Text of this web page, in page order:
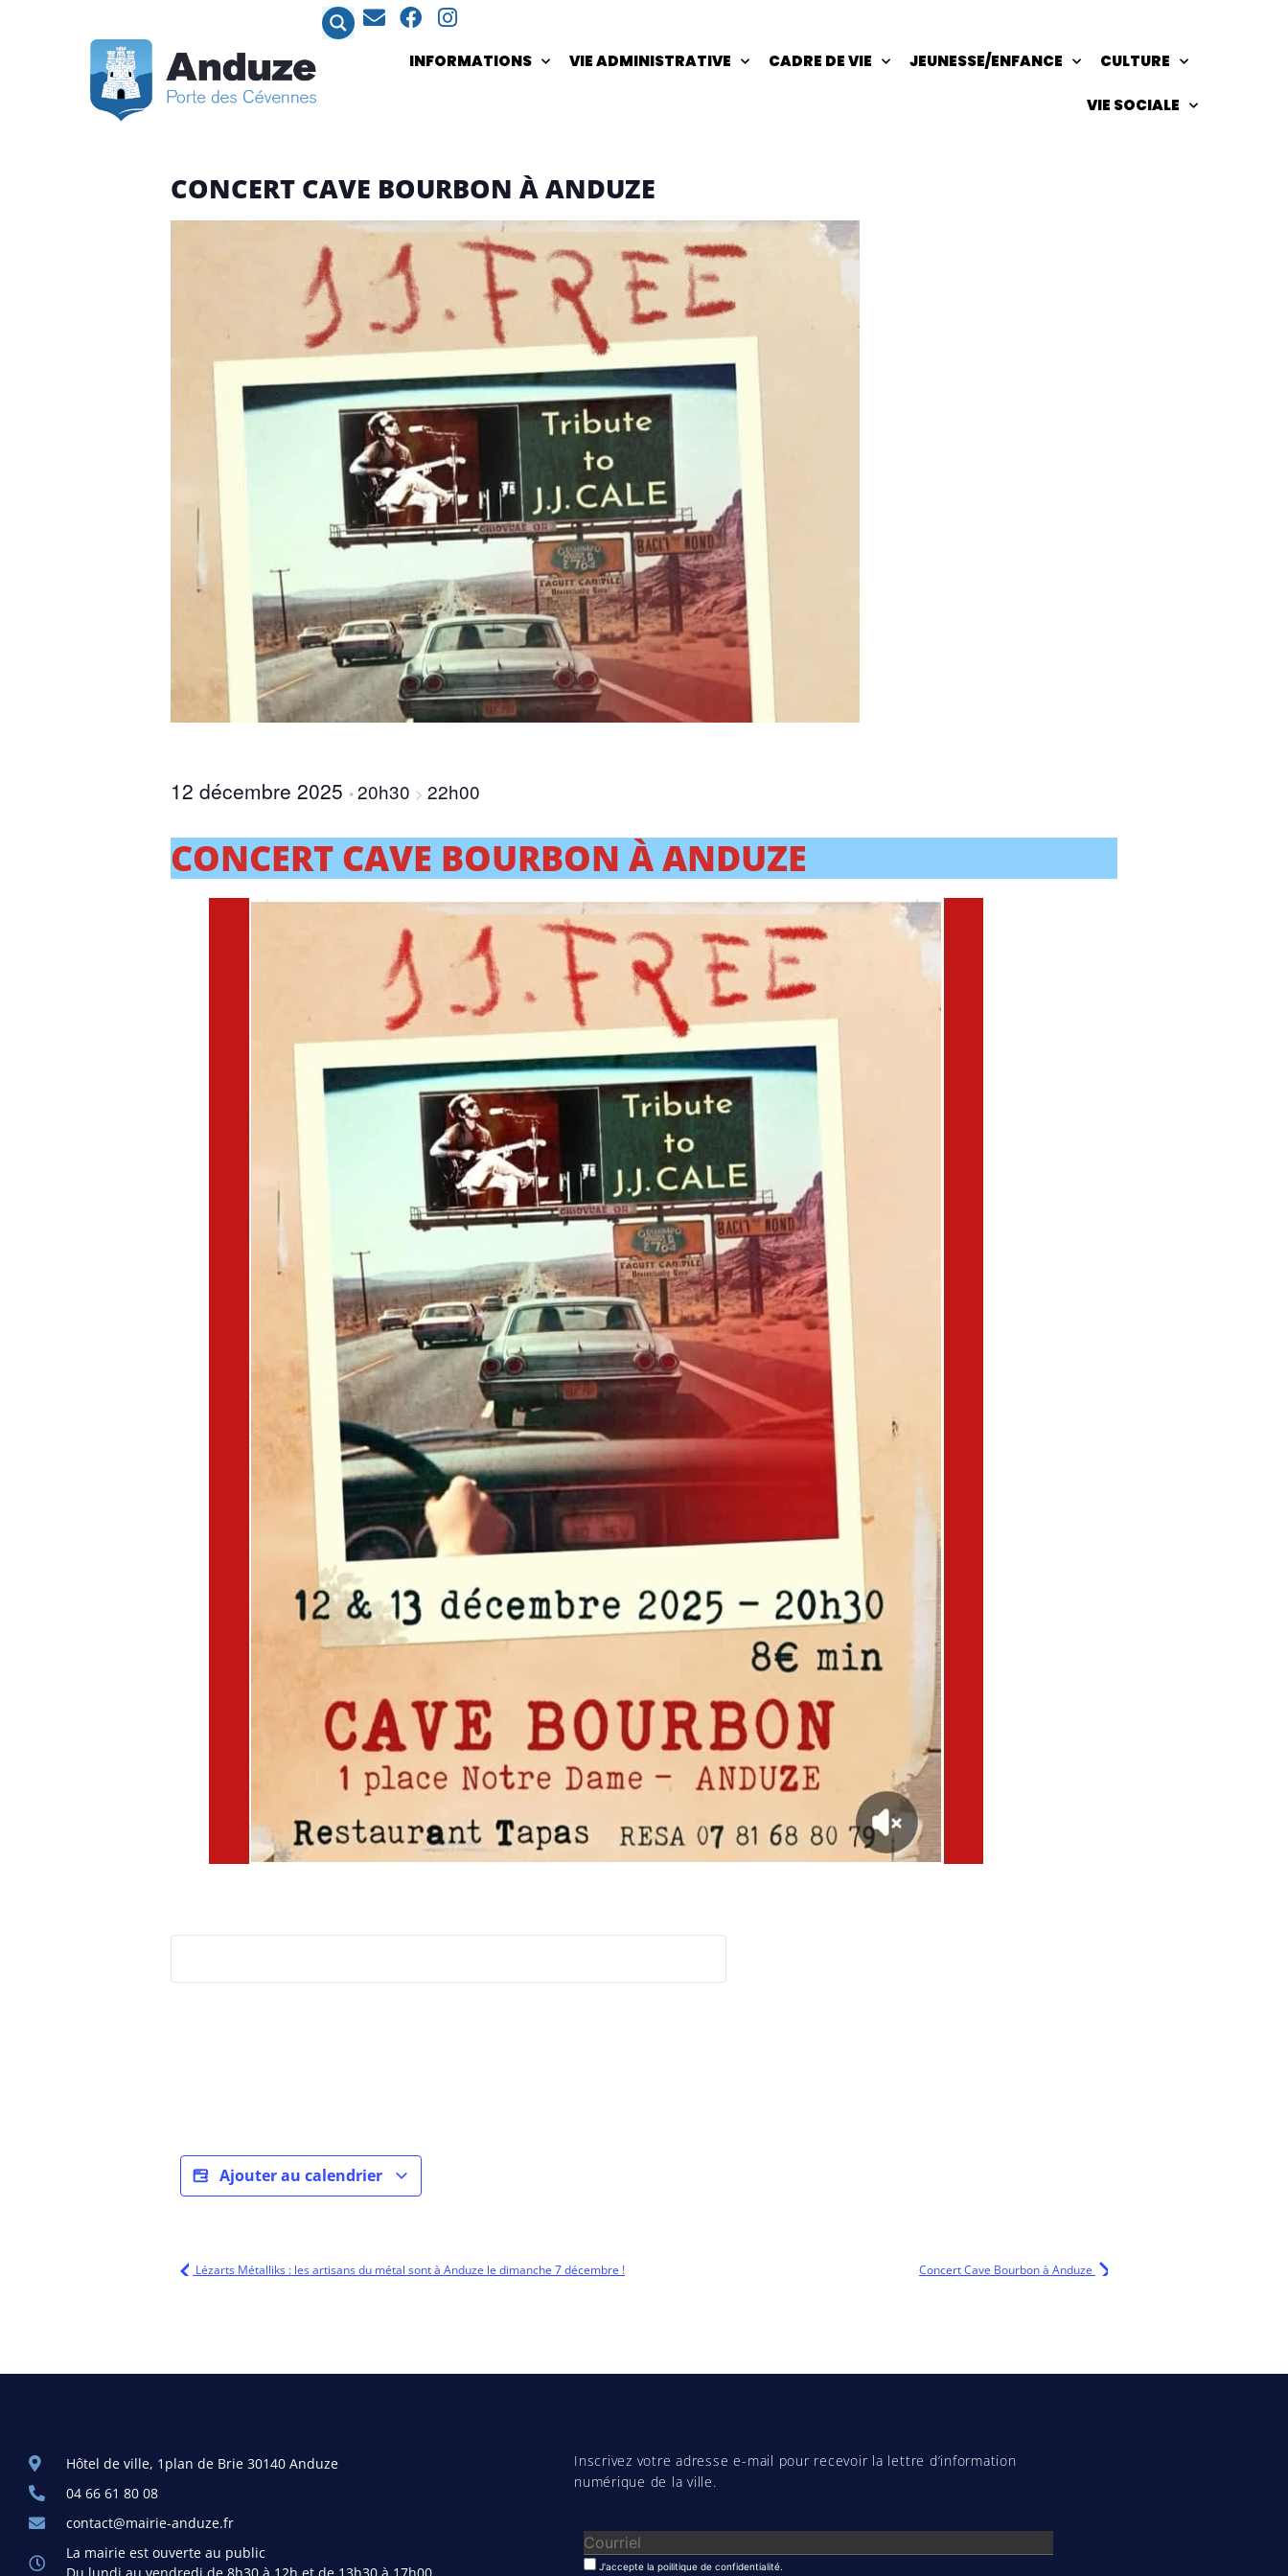
INFORMATIONS VIE ADMINISTRATIVE CADRE DE VIE JEUNESSE/ENFANCE CULTURE
VIE SOCIALE
CONCERT CAVE BOURBON À ANDUZE
12 décembre 2025 •20h30 > 22h00
CONCERT CAVE BOURBON À ANDUZE
Ajouter au calendrier
Lézarts Métalliks : les artisans du métal sont à Anduze le dimanche 7 décembre ! Concert Cave Bourbon à Anduze
Hôtel de ville, 1plan de Brie 30140 Anduze
04 66 61 80 08
contact@mairie-anduze.fr
La mairie est ouverte au public
Inscrivez votre adresse e-mail pour recevoir la lettre d’information
numérique de la ville.
J'accepte la poilitique de confidentialité.